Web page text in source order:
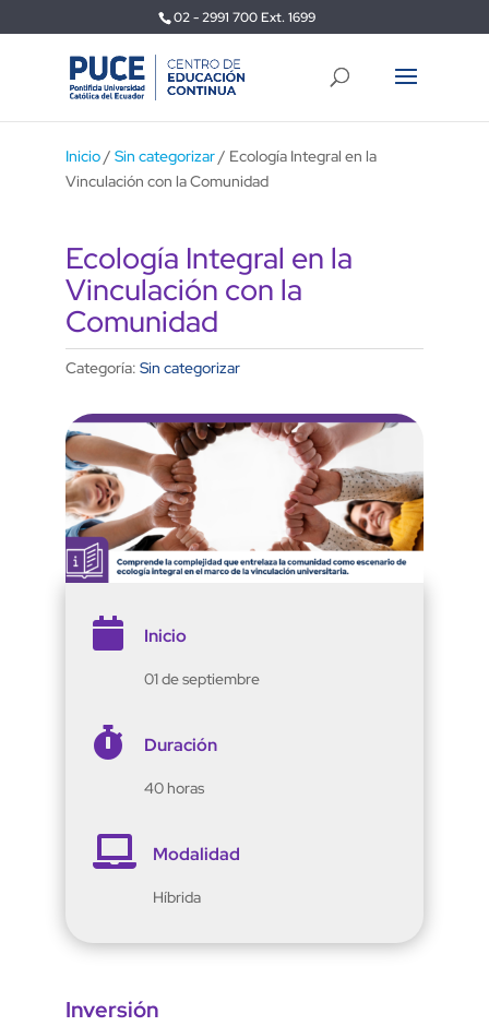
02 - 2991 700 Ext. 1699
Inicio/ Sin categorizar/ Ecología Integral en la
Vinculación con la Comunidad
Ecología Integral en la
Vinculación con la
Comunidad
Categoría: Sin categorizar
 Inicio
01 de septiembre
 Duración
40 horas
 Modalidad
Híbrida
Inversión